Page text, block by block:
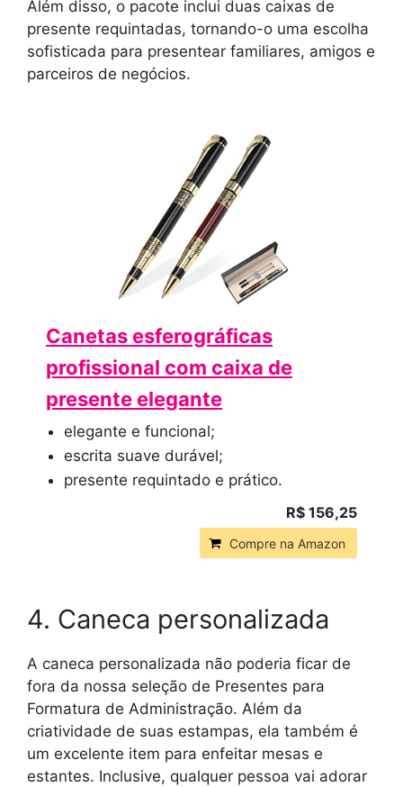
Além disso, o pacote inclui duas caixas de
presente requintadas, tornando-o uma escolha
sofisticada para presentear familiares, amigos e
parceiros de negócios.
Canetas esferográficas
profissional com caixa de
presente elegante
elegante e funcional;
escrita suave durável;
presente requintado e prático.
R$ 156,25
Compre na Amazon
4. Caneca personalizada
A caneca personalizada não poderia ficar de
fora da nossa seleção de Presentes para
Formatura de Administração. Além da
criatividade de suas estampas, ela também é
um excelente item para enfeitar mesas e
estantes. Inclusive, qualquer pessoa vai adorar